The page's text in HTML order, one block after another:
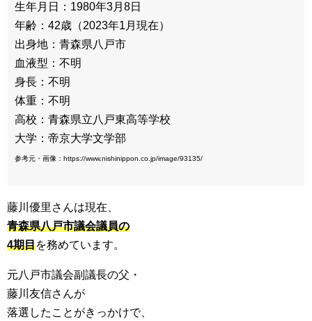
生年月日：1980年3月8日
年齢：42歳（2023年1月現在）
出身地：青森県八戸市
血液型：不明
身長：不明
体重：不明
高校：青森県立八戸東高等学校
大学：帝京大学文学部
参考元・画像：https://www.nishinippon.co.jp/image/93135/
藤川優里さんは現在、
青森県八戸市議会議員の
4期目を務めています。
元八戸市議会副議長の父・
藤川友信さんが
落選したことがきっかけで、